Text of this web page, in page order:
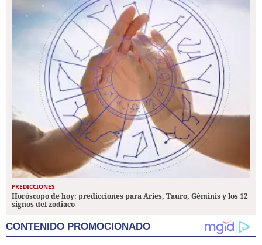
PREDICCIONES
Horóscopo de hoy: predicciones para Aries, Tauro, Géminis y los 12
signos del zodiaco
CONTENIDO PROMOCIONADO